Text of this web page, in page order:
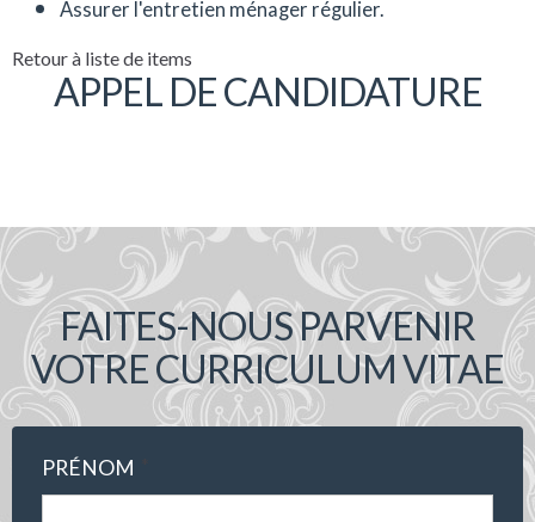
Assurer l'entretien ménager régulier.
Retour à liste de items
APPEL DE CANDIDATURE
FAITES-NOUS PARVENIR
VOTRE CURRICULUM VITAE
PRÉNOM